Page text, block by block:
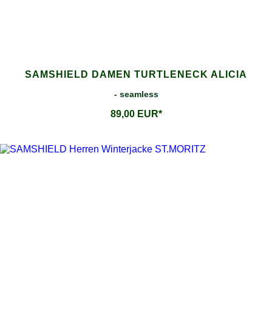
SAMSHIELD DAMEN TURTLENECK ALICIA
- seamless
89,00 EUR*